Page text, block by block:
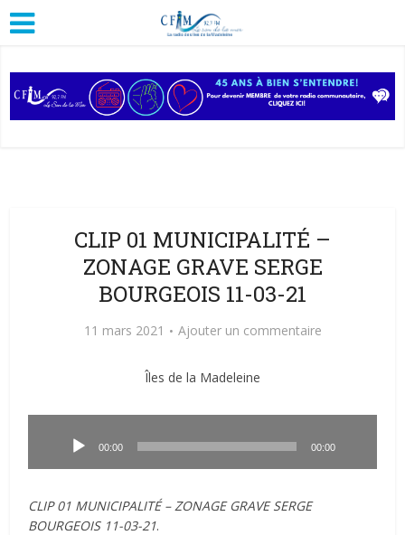
CLIP 01 MUNICIPALITÉ –
ZONAGE GRAVE SERGE
BOURGEOIS 11-03-21
11 mars 2021 Ajouter un commentaire
Îles de la Madeleine
00:00 00:00
CLIP 01 MUNICIPALITÉ – ZONAGE GRAVE SERGE
BOURGEOIS 11-03-21.